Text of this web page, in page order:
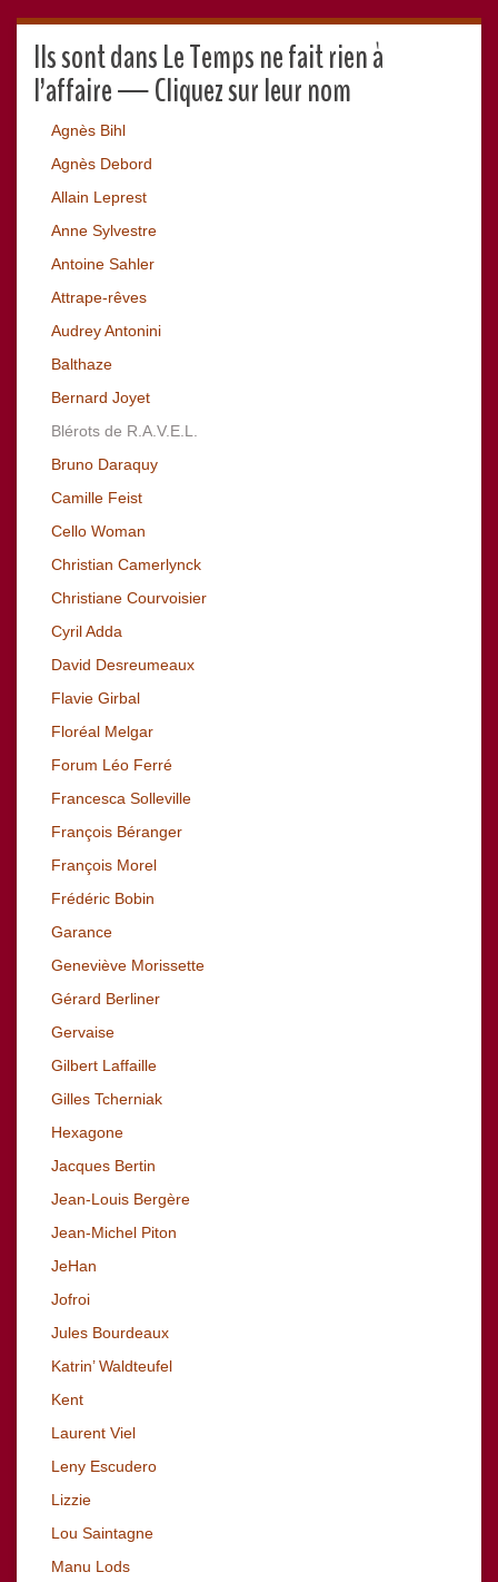
Ils sont dans Le Temps ne fait rien à
l’affaire — Cliquez sur leur nom
Agnès Bihl
Agnès Debord
Allain Leprest
Anne Sylvestre
Antoine Sahler
Attrape-rêves
Audrey Antonini
Balthaze
Bernard Joyet
Blérots de R.A.V.E.L.
Bruno Daraquy
Camille Feist
Cello Woman
Christian Camerlynck
Christiane Courvoisier
Cyril Adda
David Desreumeaux
Flavie Girbal
Floréal Melgar
Forum Léo Ferré
Francesca Solleville
François Béranger
François Morel
Frédéric Bobin
Garance
Geneviève Morissette
Gérard Berliner
Gervaise
Gilbert Laffaille
Gilles Tcherniak
Hexagone
Jacques Bertin
Jean-Louis Bergère
Jean-Michel Piton
JeHan
Jofroi
Jules Bourdeaux
Katrin’ Waldteufel
Kent
Laurent Viel
Leny Escudero
Lizzie
Lou Saintagne
Manu Lods